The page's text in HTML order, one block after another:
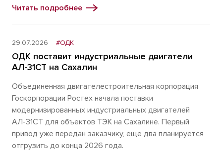
Читать подробнее
29.07.2026 #ОДК
ОДК поставит индустриальные двигатели
АЛ-31СТ на Сахалин
Объединенная двигателестроительная корпорация
Госкорпорации Ростех начала поставки
модернизированных индустриальных двигателей
АЛ-31СТ для объектов ТЭК на Сахалине. Первый
привод уже передан заказчику, еще два планируется
отгрузить до конца 2026 года.